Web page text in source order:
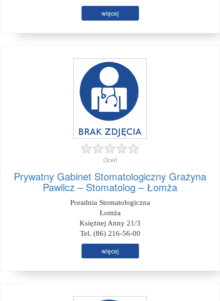
więcej
Oceń
Prywatny Gabinet Stomatologiczny Grażyna
Pawilcz – Stomatolog – Łomża
Poradnia Stomatologiczna
Łomża
Księżnej Anny 21/3
Tel. (86) 216-56-00
więcej